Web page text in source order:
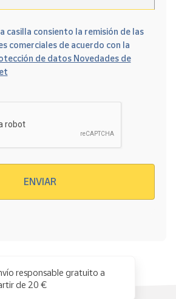
casilla consiento la remisión de las
comerciales de acuerdo con la
de datos Novedades de
ENVIAR
responsable gratuito a
de 20 €